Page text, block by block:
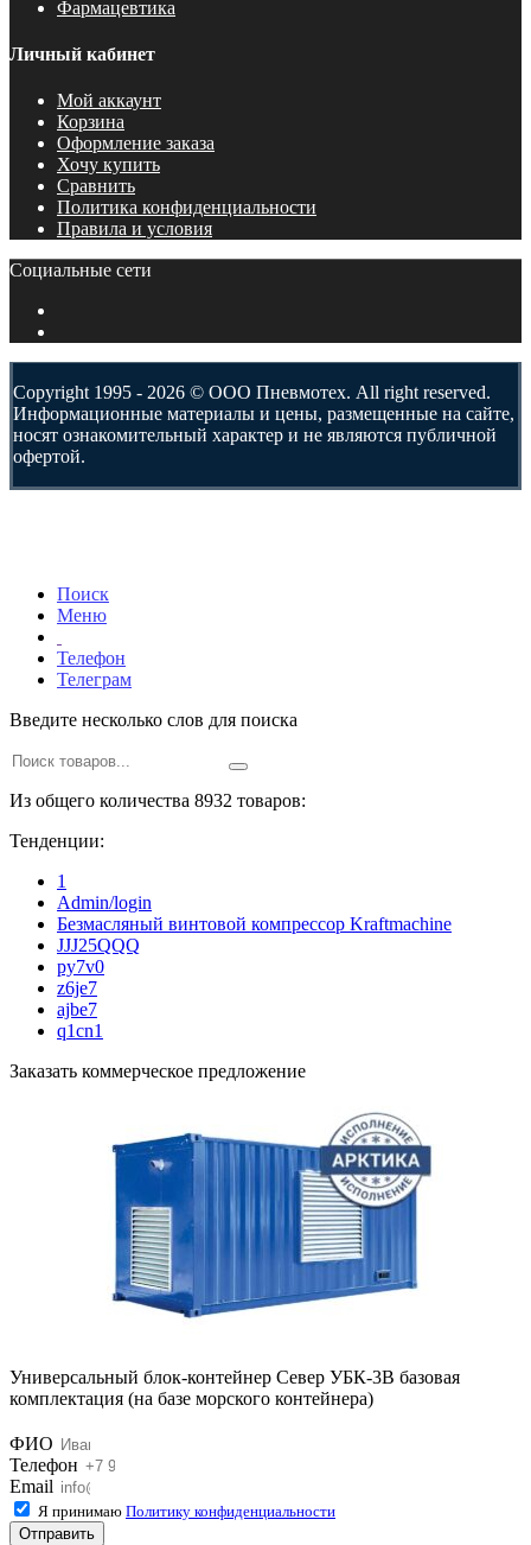
Фармацевтика
Личный кабинет
Мой аккаунт
Корзина
Оформление заказа
Хочу купить
Сравнить
Политика конфиденциальности
Правила и условия
Социальные сети
Copyright 1995 - 2026 © ООО Пневмотех. All right reserved.
Информационные материалы и цены, размещенные на сайте,
носят ознакомительный характер и не являются публичной
офертой.
Поиск
Меню
Телефон
Телеграм
Введите несколько слов для поиска
Из общего количества 8932 товаров:
Тенденции:
1
Admin/login
Безмасляный винтовой компрессор Kraftmaсhine
JJJ25QQQ
py7v0
z6je7
ajbe7
q1cn1
Заказать коммерческое предложение
Универсальный блок-контейнер Север УБК-3В базовая
комплектация (на базе морского контейнера)
ФИО
Телефон
Email
Я принимаю Политику конфиденциальности
Отправить